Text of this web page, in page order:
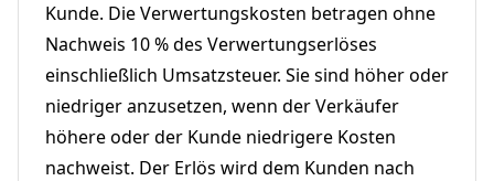
Kunde. Die Verwertungskosten betragen ohne
Nachweis 10 % des Verwertungserlöses
einschließlich Umsatzsteuer. Sie sind höher oder
niedriger anzusetzen, wenn der Verkäufer
höhere oder der Kunde niedrigere Kosten
nachweist. Der Erlös wird dem Kunden nach